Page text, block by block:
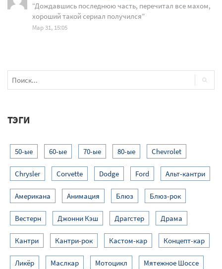
“Дождавшись последнюю часть, перечитал все махом,
хороший такой сериал получился”
Мар 31, 15:05
ТЭГИ
50-ые 60-ые 70-ые 80-ые Chevrolet
Chrysler Corvette Dodge Ford Альт-кантри
Американа Анимация Блюз Блюз-рок
Вестерн Джонни Кэш Драгстер Драма
Кантри Кантри-рок Кастом-кар Концепт-кар
Ликёр Маслкар Мотоцикл Мятежное Шоссе